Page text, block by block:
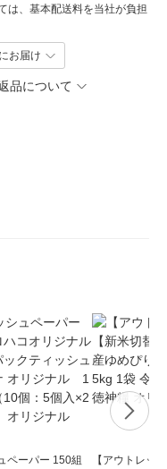
は、基本配送料を当社が負担
お届け
品について
ペーパー 150組
【アウトレッ